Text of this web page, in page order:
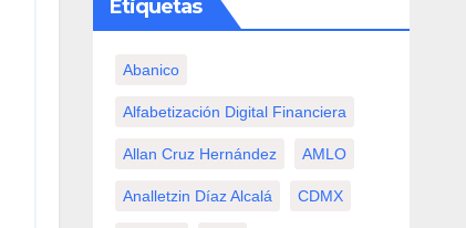
Etiquetas
Abanico
Alfabetización Digital Financiera
Allan Cruz Hernández AMLO
Analletzin Díaz Alcalá CDMX